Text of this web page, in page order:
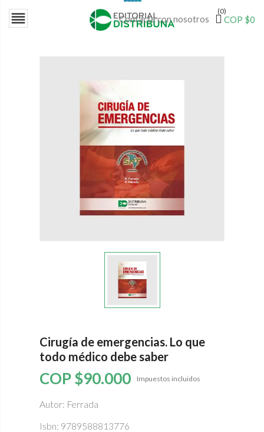
 Contacte con nosotros COP $0
(0)
Cirugía de emergencias. Lo que
todo médico debe saber
COP $90.000 Impuestos incluidos
Autor: Ferrada
Isbn: 9789588813776